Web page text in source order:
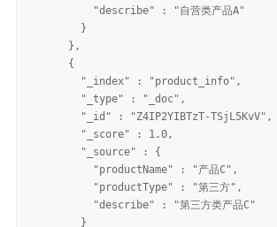
          "describe" : "自营类产品A"
        }
      },
      {
        "_index" : "product_info",
        "_type" : "_doc",
        "_id" : "Z4IP2YIBTzT-TSjL5KvV",
        "_score" : 1.0,
        "_source" : {
          "productName" : "产品C",
          "productType" : "第三方",
          "describe" : "第三方类产品C"
        }